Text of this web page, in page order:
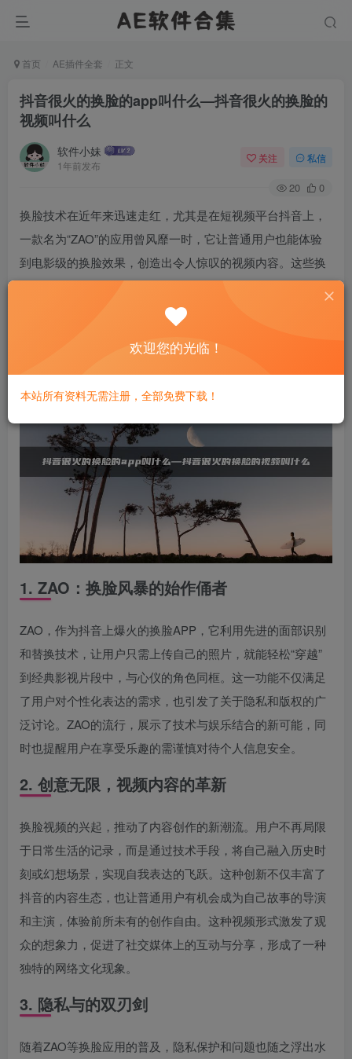
首页 AE插件全套 正文
抖音很火的换脸的app叫什么—抖音很火的换脸的
视频叫什么
软件小妹
1年前发布
关注 私信
20 0
换脸技术在近年来迅速走红，尤其是在短视频平台抖音上，
一款名为“ZAO”的应用曾风靡一时，它让普通用户也能体验
到电影级的换脸效果，创造出令人惊叹的视频内容。这些换
脸视频，以其创意和视觉冲击力，成为了抖音上的热门话
题，吸引了大量用户参与创作和分享。本文将深入探讨这款
1. ZAO：换脸风暴的始作俑者
ZAO，作为抖音上爆火的换脸APP，它利用先进的面部识别
和替换技术，让用户只需上传自己的照片，就能轻松“穿越”
到经典影视片段中，与心仪的角色同框。这一功能不仅满足
了用户对个性化表达的需求，也引发了关于隐私和版权的广
泛讨论。ZAO的流行，展示了技术与娱乐结合的新可能，同
时也提醒用户在享受乐趣的需谨慎对待个人信息安全。
2. 创意无限，视频内容的革新
换脸视频的兴起，推动了内容创作的新潮流。用户不再局限
于日常生活的记录，而是通过技术手段，将自己融入历史时
刻或幻想场景，实现自我表达的飞跃。这种创新不仅丰富了
抖音的内容生态，也让普通用户有机会成为自己故事的导演
和主演，体验前所未有的创作自由。这种视频形式激发了观
众的想象力，促进了社交媒体上的互动与分享，形成了一种
独特的网络文化现象。
3. 隐私与的双刃剑
随着ZAO等换脸应用的普及，隐私保护和问题也随之浮出水
欢迎您的光临！
本站所有资料无需注册，全部免费下载！